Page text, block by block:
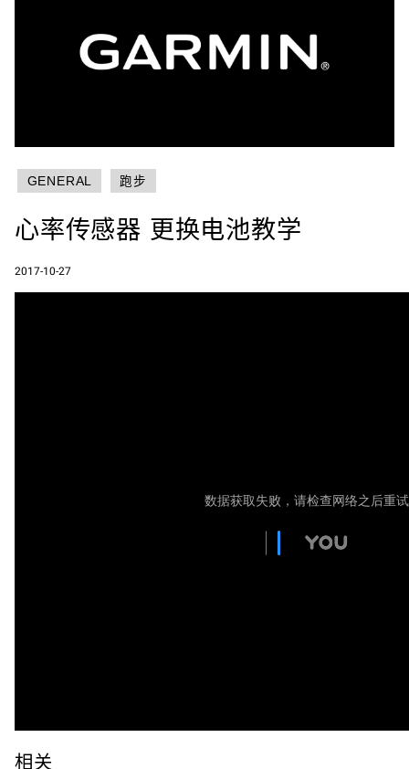
GENERAL 跑步
心率传感器 更换电池教学
2017-10-27
相关